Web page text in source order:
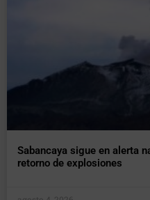
Sabancaya sigue en alerta
retorno de explosiones